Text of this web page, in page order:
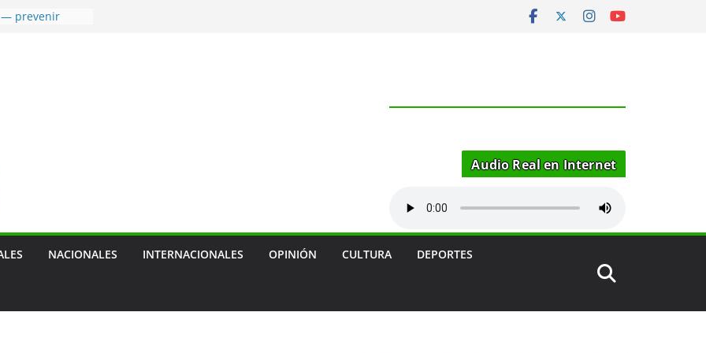
— prevenir
social
sobre
empresa
transporte
de las
terapia
cáncer de
Audio Real en Internet
NACIONALES INTERNACIONALES OPINIÓN CULTURA DEPORTES